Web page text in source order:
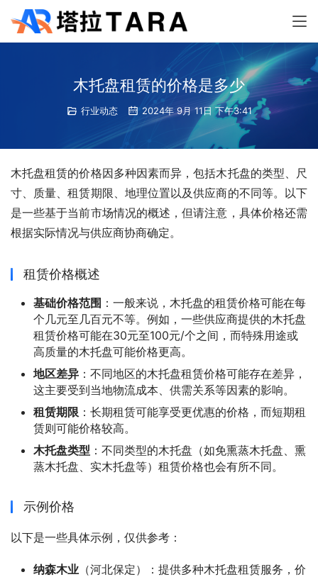
木托盘租赁的价格是多少
行业动态 2024年 9月 11日 下午3:41
木托盘租赁的价格因多种因素而异，包括木托盘的类型、尺
寸、质量、租赁期限、地理位置以及供应商的不同等。以下
是一些基于当前市场情况的概述，但请注意，具体价格还需
根据实际情况与供应商协商确定。
租赁价格概述
基础价格范围 ：一般来说，木托盘的租赁价格可能在每
个几元至几百元不等。例如，一些供应商提供的木托盘
租赁价格可能在30元至100元/个之间，而特殊用途或
高质量的木托盘可能价格更高。
地区差异 ：不同地区的木托盘租赁价格可能存在差异，
这主要受到当地物流成本、供需关系等因素的影响。
租赁期限 ：长期租赁可能享受更优惠的价格，而短期租
赁则可能价格较高。
木托盘类型 ：不同类型的木托盘（如免熏蒸木托盘、熏
蒸木托盘、实木托盘等）租赁价格也会有所不同。
示例价格
以下是一些具体示例，仅供参考：
纳森木业 （河北保定）：提供多种木托盘租赁服务，价